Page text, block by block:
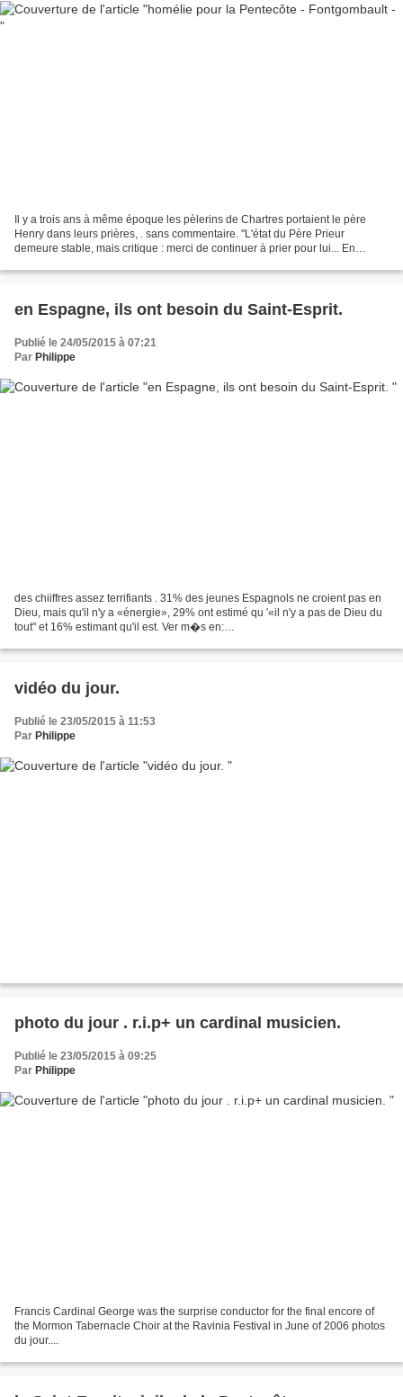
Il y a trois ans à même époque les pèlerins de Chartres portaient le père
Henry dans leurs prières, . sans commentaire. "L'état du Père Prieur
demeure stable, mais critique : merci de continuer à prier pour lui... En
en Espagne, ils ont besoin du Saint-Esprit.
Publié le 24/05/2015 à 07:21
Par Philippe
des chiiffres assez terrifiants . 31% des jeunes Espagnols ne croient pas en
Dieu, mais qu'il n'y a «énergie», 29% ont estimé qu '«il n'y a pas de Dieu du
tout" et 16% estimant qu'il est. Ver m�s en:
depth=1&rurl=translate.google.com&sl=es&tl=fr&u=http://www.20minutos.es/
barometro/&usg=ALkJrhgyIJJ6jj_FBfX4VU_B888Fa6IvnA#xtor=AD-
15&xts=467263...
vidéo du jour.
Publié le 23/05/2015 à 11:53
Par Philippe
photo du jour . r.i.p+ un cardinal musicien.
Publié le 23/05/2015 à 09:25
Par Philippe
Francis Cardinal George was the surprise conductor for the final encore of
the Mormon Tabernacle Choir at the Ravinia Festival in June of 2006 photos
du jour....